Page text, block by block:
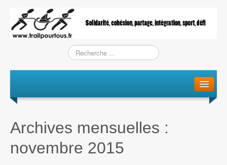
L’Association
L’équipe
Archives mensuelles :
novembre 2015